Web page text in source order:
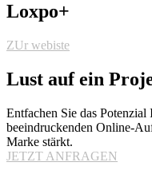
Loxpo+
ZUr webiste
Lust auf ein
Entfachen Sie das
beeindruckenden Online-
Marke stärkt.
JETZT ANFRAGEN